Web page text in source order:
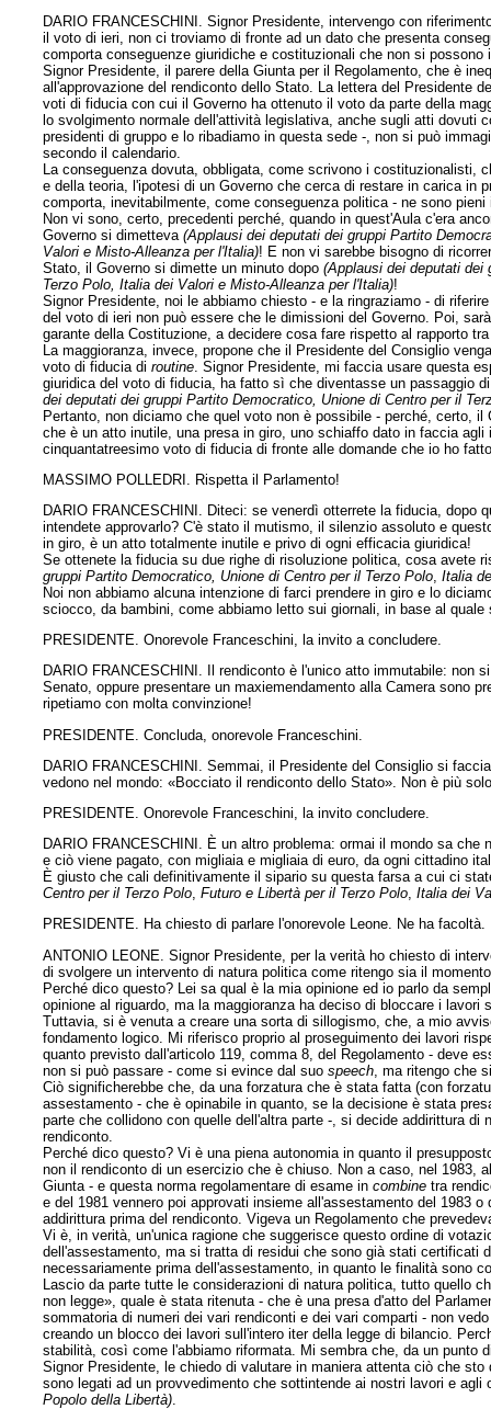
DARIO FRANCESCHINI. Signor Presidente, intervengo con
il voto di ieri, non ci troviamo di fronte ad un dato che presenta
comporta conseguenze giuridiche e costituzionali che non si
Signor Presidente, il parere della Giunta per il Regolamento, che è
all'approvazione del rendiconto dello Stato. La lettera del Presidente
voti di fiducia con cui il Governo ha ottenuto il voto da parte della
lo svolgimento normale dell'attività legislativa, anche sugli atti dovuti
presidenti di gruppo e lo ribadiamo in questa sede -, non si può
secondo il calendario.
La conseguenza dovuta, obbligata, come scrivono i costituzionalisti,
e della teoria, l'ipotesi di un Governo che cerca di restare in carica in
comporta, inevitabilmente, come conseguenza politica - ne sono
Non vi sono, certo, precedenti perché, quando in quest'Aula c'era
Governo si dimetteva(Applausi dei deputati dei gruppi Partito
Valori e Misto-Alleanza per l'Italia)! E non vi sarebbe bisogno di
Stato, il Governo si dimette un minuto dopo(Applausi dei deputati dei
Terzo Polo, Italia dei Valori e Misto-Alleanza per l'Italia)!
Signor Presidente, noi le abbiamo chiesto - e la ringraziamo - di
del voto di ieri non può essere che le dimissioni del Governo. Poi,
garante della Costituzione, a decidere cosa fare rispetto al rapporto
La maggioranza, invece, propone che il Presidente del Consiglio
voto di fiducia diroutine . Signor Presidente, mi faccia usare questa
giuridica del voto di fiducia, ha fatto sì che diventasse un passaggio
dei deputati dei gruppi Partito Democratico, Unione di Centro per il
Pertanto, non diciamo che quel voto non è possibile - perché, certo,
che è un atto inutile, una presa in giro, uno schiaffo dato in faccia
cinquantatreesimo voto di fiducia di fronte alle domande che io ho
MASSIMO POLLEDRI. Rispetta il Parlamento!
DARIO FRANCESCHINI. Diteci: se venerdì otterrete la fiducia, dopo
intendete approvarlo? C'è stato il mutismo, il silenzio assoluto e
in giro, è un atto totalmente inutile e privo di ogni efficacia giuridica!
Se ottenete la fiducia su due righe di risoluzione politica, cosa avete
gruppi Partito Democratico, Unione di Centro per il Terzo Polo,Italia
Noi non abbiamo alcuna intenzione di farci prendere in giro e lo
sciocco, da bambini, come abbiamo letto sui giornali, in base al
PRESIDENTE. Onorevole Franceschini, la invito a concludere.
DARIO FRANCESCHINI. Il rendiconto è l'unico atto immutabile: non
Senato, oppure presentare un maxiemendamento alla Camera sono
ripetiamo con molta convinzione!
PRESIDENTE. Concluda, onorevole Franceschini.
DARIO FRANCESCHINI. Semmai, il Presidente del Consiglio si
vedono nel mondo: «Bocciato il rendiconto dello Stato». Non è più
PRESIDENTE. Onorevole Franceschini, la invito concludere.
DARIO FRANCESCHINI. È un altro problema: ormai il mondo sa
e ciò viene pagato, con migliaia e migliaia di euro, da ogni cittadino
È giusto che cali definitivamente il sipario su questa farsa a cui ci
Centro per il Terzo Polo,Futuro e Libertà per il Terzo Polo,Italia dei
PRESIDENTE. Ha chiesto di parlare l'onorevole Leone. Ne ha facoltà.
ANTONIO LEONE. Signor Presidente, per la verità ho chiesto di
di svolgere un intervento di natura politica come ritengo sia il
Perché dico questo? Lei sa qual è la mia opinione ed io parlo da
opinione al riguardo, ma la maggioranza ha deciso di bloccare i lavori
Tuttavia, si è venuta a creare una sorta di sillogismo, che, a mio
fondamento logico. Mi riferisco proprio al proseguimento dei lavori
quanto previsto dall'articolo 119, comma 8, del Regolamento - deve
non si può passare - come si evince dal suospeech , ma ritengo che
Ciò significherebbe che, da una forzatura che è stata fatta (con
assestamento - che è opinabile in quanto, se la decisione è stata
parte che collidono con quelle dell'altra parte -, si decide addirittura
rendiconto.
Perché dico questo? Vi è una piena autonomia in quanto il
non il rendiconto di un esercizio che è chiuso. Non a caso, nel 1983,
Giunta - e questa norma regolamentare di esame incombine tra
e del 1981 vennero poi approvati insieme all'assestamento del 1983
addirittura prima del rendiconto. Vigeva un Regolamento che
Vi è, in verità, un'unica ragione che suggerisce questo ordine di
dell'assestamento, ma si tratta di residui che sono già stati certificati
necessariamente prima dell'assestamento, in quanto le finalità sono
Lascio da parte tutte le considerazioni di natura politica, tutto quello
non legge», quale è stata ritenuta - che è una presa d'atto del
sommatoria di numeri dei vari rendiconti e dei vari comparti - non
creando un blocco dei lavori sull'intero iter della legge di bilancio.
stabilità, così come l'abbiamo riformata. Mi sembra che, da un punto
Signor Presidente, le chiedo di valutare in maniera attenta ciò che
sono legati ad un provvedimento che sottintende ai nostri lavori e
Popolo della Libertà)